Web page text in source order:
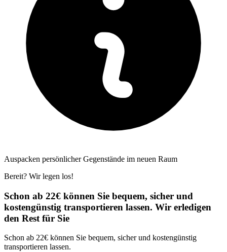
Auspacken persönlicher Gegenstände im neuen Raum
Bereit? Wir legen los!
Schon ab 22€ können Sie bequem, sicher und
kostengünstig transportieren lassen. Wir erledigen
den Rest für Sie
Schon ab 22€ können Sie bequem, sicher und kostengünstig
transportieren lassen.